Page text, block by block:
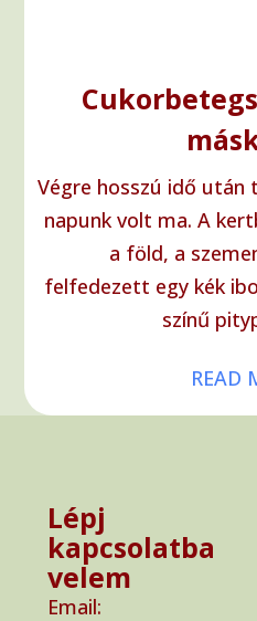
Végre hosszú idő
napunk volt ma. A
a föld, a
felfedezett egy kék
színű
READ
Lépj
kapcsolatba
velem
Email: